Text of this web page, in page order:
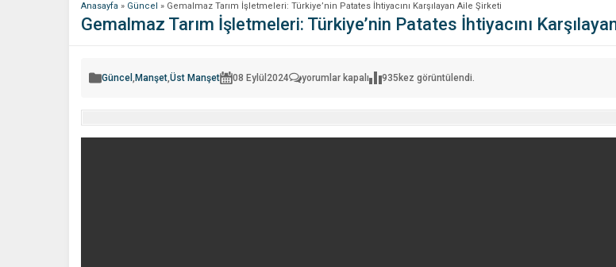
Anasayfa » Güncel » Gemalmaz Tarım İşletmeleri: Türkiye’nin Patates İhtiyacını Karşılayan Aile Şirketi
Gemalmaz Tarım İşletmeleri: Türkiye’nin Patates İhtiyacını
Güncel , Manşet,Üst Manşet 08 Eylül 2024
Gemalmaz
Türkiye’nin
yorumlar kapalı 935 kez görüntülendi.